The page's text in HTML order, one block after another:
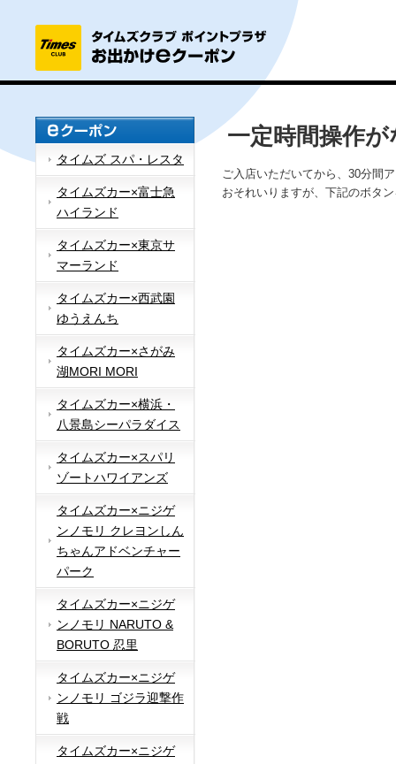
タイムズ スパ・レスタ
タイムズカー×富士急
ハイランド
タイムズカー×東京サ
マーランド
タイムズカー×西武園
ゆうえんち
タイムズカー×さがみ
湖MORI MORI
タイムズカー×横浜・
八景島シーパラダイス
タイムズカー×スパリ
ゾートハワイアンズ
タイムズカー×ニジゲ
ンノモリ クレヨンしん
ちゃんアドベンチャー
パーク
タイムズカー×ニジゲ
ンノモリ NARUTO &
BORUTO 忍里
タイムズカー×ニジゲ
ンノモリ ゴジラ迎撃作
戦
タイムズカー×ニジゲ
一定時間操作
ご入店いただいてから、30分間
おそれいりますが、下記のボタ